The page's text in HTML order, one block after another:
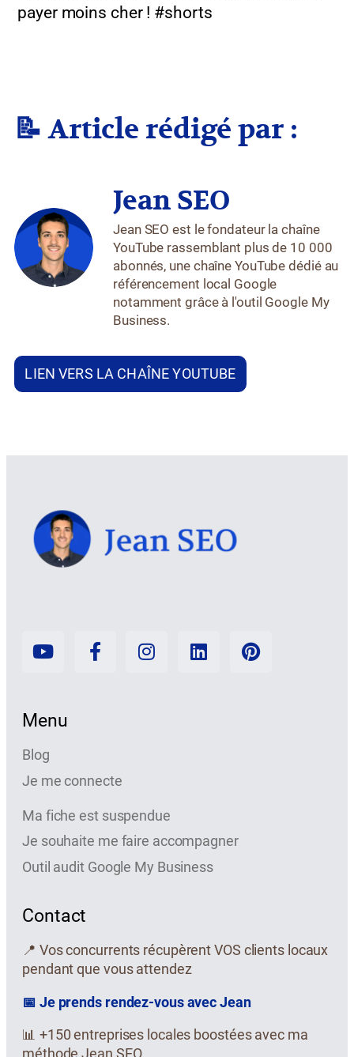
payer moins cher ! #shorts
📝 Article rédigé par :
Jean SEO
Jean SEO est le fondateur la chaîne
YouTube rassemblant plus de 10 000
abonnés, une chaîne YouTube dédié au
référencement local Google
notamment grâce à l'outil Google My
Business.
LIEN VERS LA CHAÎNE YOUTUBE
Menu
Blog
Je me connecte
Ma fiche est suspendue
Je souhaite me faire accompagner
Outil audit Google My Business
Contact
📍 Vos concurrents récupèrent VOS clients locaux
pendant que vous attendez
📅 Je prends rendez-vous avec Jean
📊 +150 entreprises locales boostées avec ma